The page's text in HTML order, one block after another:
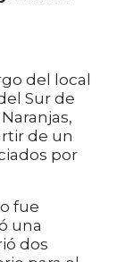
del local
Sur de
de un
por
fue
una
dos